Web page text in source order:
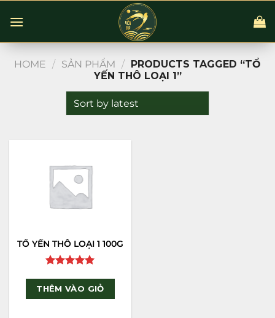
đến
HOME / SẢN PHẨM / PRODUCTS TAGGED “TỔ
YẾN THÔ LOẠI 1”
TỔ YẾN THÔ LOẠI 1 100G
out of 5
THÊM VÀO GIỎ